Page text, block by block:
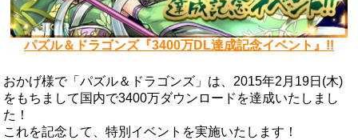
パズル＆ドラゴンズ『3400万DL達成記念イベント』!!
おかげ様で「パズル＆ドラゴンズ」は、2015年2月19日(木)
をもちまして国内で3400万ダウンロードを達成いたしまし
た！
これを記念して、特別イベントを実施いたします！